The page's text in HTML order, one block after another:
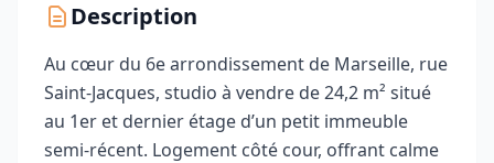
Description
Au cœur du 6e arrondissement de Marseille, rue
Saint-Jacques, studio à vendre de 24,2 m² situé
au 1er et dernier étage d’un petit immeuble
semi-récent. Logement côté cour, offrant calme